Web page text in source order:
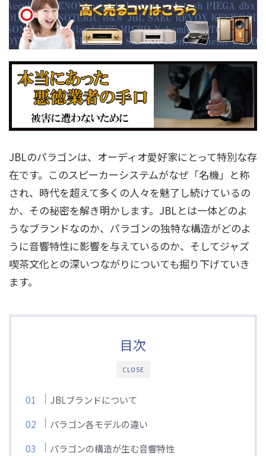
JBLのパラゴンは、オーディオ愛好家にとって特別な存
在です。このスピーカーシステムがなぜ「名機」と称
され、時代を超えて多くの人々を魅了し続けているの
か、その秘密を解き明かします。JBLとは一体どのよ
うなブランドなのか、パラゴンの独特な構造がどのよ
うに音響特性に影響を与えているのか、そしてジャズ
喫茶文化との深いつながりについても掘り下げていき
ます。
CLOSE
目次
JBLブランドについて
パラゴン各モデルの違い
パラゴンの構造が生む音響特性